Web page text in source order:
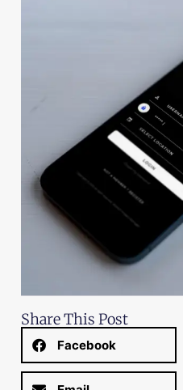
Share This Post
Facebook